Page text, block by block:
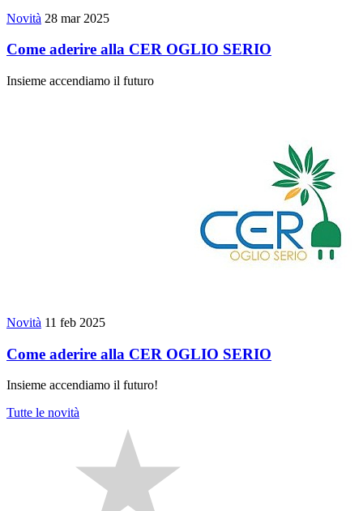
Novità 28 mar 2025
Come aderire alla CER OGLIO SERIO
Insieme accendiamo il futuro
Novità 11 feb 2025
Come aderire alla CER OGLIO SERIO
Insieme accendiamo il futuro!
Tutte le novità